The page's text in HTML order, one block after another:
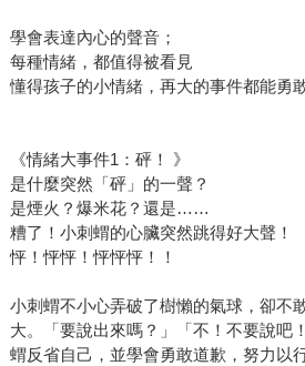
學會表達內心的聲音；
每種情緒，都值得被看見
懂得孩子的小情緒，再大的事件都能勇
《情緒大事件1：砰！ 》
是什麼突然「砰」的一聲？
是煙火？爆米花？還是……
糟了！小刺蝟的心臟突然跳得好大聲！
怦！怦怦！怦怦怦！！
小刺蝟不小心弄破了樹懶的氣球，卻不
大。「要說出來嗎？」「不！不要說吧
蝟反省自己，並學會勇敢道歉，努力以